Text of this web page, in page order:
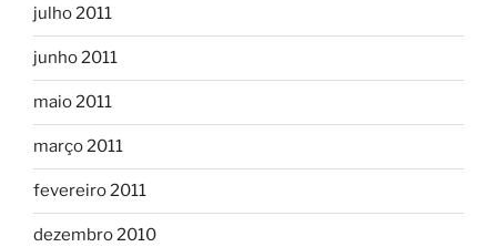
julho 2011
junho 2011
maio 2011
março 2011
fevereiro 2011
dezembro 2010